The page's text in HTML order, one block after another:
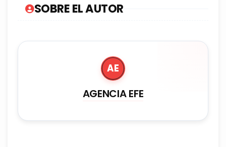
SOBRE EL AUTOR
AE
AGENCIA EFE